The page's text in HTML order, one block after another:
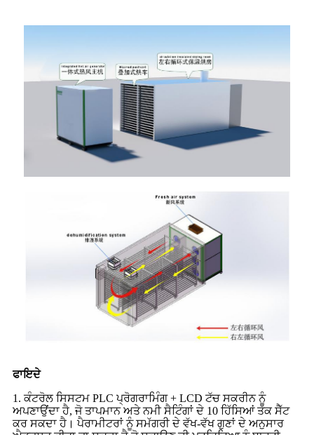
ਫਾਇਦੇ
1. ਕੰਟਰੋਲ ਸਿਸਟਮ PLC ਪ੍ਰੋਗਰਾਮਿੰਗ + LCD ਟੱਚ ਸਕਰੀਨ ਨੂੰ
ਅਪਣਾਉਂਦਾ ਹੈ, ਜੋ ਤਾਪਮਾਨ ਅਤੇ ਨਮੀ ਸੈਟਿੰਗਾਂ ਦੇ 10 ਹਿੱਸਿਆਂ ਤੱਕ ਸੈੱਟ
ਕਰ ਸਕਦਾ ਹੈ। ਪੈਰਾਮੀਟਰਾਂ ਨੂੰ ਸਮੱਗਰੀ ਦੇ ਵੱਖ-ਵੱਖ ਗੁਣਾਂ ਦੇ ਅਨੁਸਾਰ